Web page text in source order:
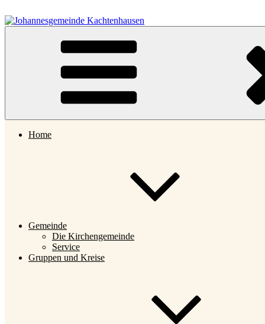
Inhalt
springen
Johannesgemeinde Kachtenhausen
Home
Gemeinde
Die Kirchengemeinde
Service
Gruppen und Kreise